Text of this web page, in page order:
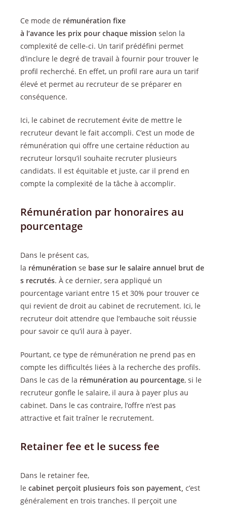
Ce mode de rémunération fixe
à l’avance les prix pour chaque mission selon la
complexité de celle-ci. Un tarif prédéfini permet
d’inclure le degré de travail à fournir pour trouver le
profil recherché. En effet, un profil rare aura un tarif
élevé et permet au recruteur de se préparer en
conséquence.
Ici, le cabinet de recrutement évite de mettre le
recruteur devant le fait accompli. C’est un mode de
rémunération qui offre une certaine réduction au
recruteur lorsqu’il souhaite recruter plusieurs
candidats. Il est équitable et juste, car il prend en
compte la complexité de la tâche à accomplir.
Rémunération par honoraires au
pourcentage
Dans le présent cas,
la rémunération se base sur le salaire annuel brut de
s recrutés. À ce dernier, sera appliqué un
pourcentage variant entre 15 et 30% pour trouver ce
qui revient de droit au cabinet de recrutement. Ici, le
recruteur doit attendre que l’embauche soit réussie
pour savoir ce qu’il aura à payer.
Pourtant, ce type de rémunération ne prend pas en
compte les difficultés liées à la recherche des profils.
Dans le cas de la rémunération au pourcentage, si le
recruteur gonfle le salaire, il aura à payer plus au
cabinet. Dans le cas contraire, l’offre n’est pas
attractive et fait traîner le recrutement.
Retainer fee et le sucess fee
Dans le retainer fee,
le cabinet perçoit plusieurs fois son payement, c’est
généralement en trois tranches. Il perçoit une